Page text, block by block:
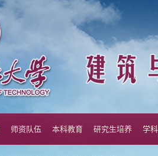
师资队伍 本科教育 研究生培养 学